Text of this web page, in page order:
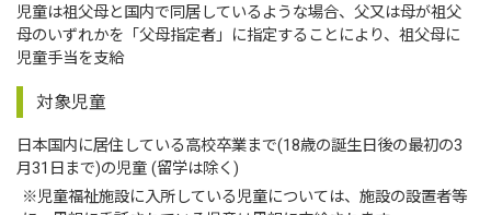
児童は祖父母と国内で同居しているような場合、父又は母が祖父
母のいずれかを「父母指定者」に指定することにより、祖父母に
児童手当を支給
対象児童
日本国内に居住している高校卒業まで(18歳の誕生日後の最初の3
月31日まで)の児童 (留学は除く)
※児童福祉施設に入所している児童については、施設の設置者等